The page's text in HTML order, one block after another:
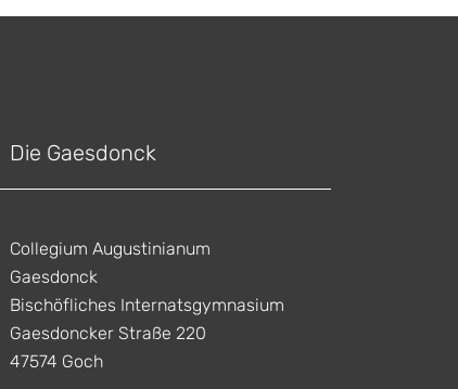
Die Gaesdonck
Collegium Augustinianum
Gaesdonck
Bischöfliches Internatsgymnasium
Gaesdoncker Straße 220
47574 Goch